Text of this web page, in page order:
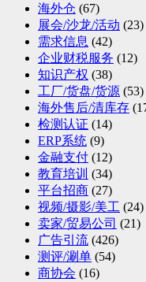
海外仓 (67)
展会/沙龙/活动 (23)
需求信息 (42)
企业财税服务 (12)
知识产权 (38)
工厂/货盘/货源 (53)
海外售后/清库存
检测认证 (14)
ERP系统 (9)
金融支付 (12)
教育培训 (34)
平台招商 (27)
视频/摄影/美工 (24)
卖家/贸易公司 (21)
广告引流 (426)
测评/涮单 (54)
商协会 (16)